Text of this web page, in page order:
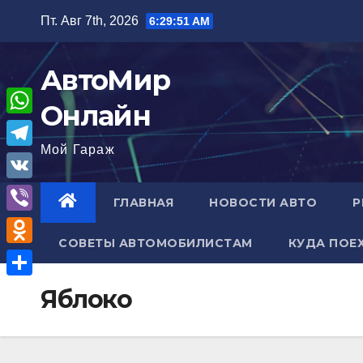
содержимому
Пт. Авг 7th, 2026 6:29:52 AM
АвтоМир
Онлайн
Мой Гараж
ГЛАВНАЯ НОВОСТИ АВТО
СОВЕТЫ АВТОМОБИЛИСТАМ КУДА
Яблоко
W
h
a
A
T
e
l
e
g
m
V
K
V
i
b
O
o
п